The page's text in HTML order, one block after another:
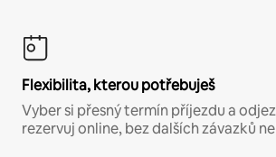
Flexibilita, kterou potřebuješ
Vyber si přesný termín příjezdu a
rezervuj online, bez dalších závazků